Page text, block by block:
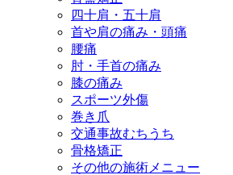
四十肩・五十肩
首や肩の痛み・頭痛
腰痛
肘・手首の痛み
膝の痛み
スポーツ外傷
巻き爪
交通事故むちうち
骨格矯正
その他の施術メニュー